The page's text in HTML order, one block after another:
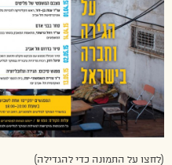
(לחצו על התמונה כדי להגדילה)